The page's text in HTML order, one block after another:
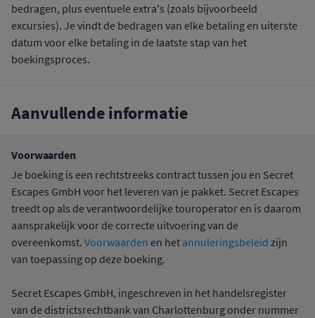
bedragen, plus eventuele extra's (zoals bijvoorbeeld
excursies). Je vindt de bedragen van elke betaling en uiterste
datum voor elke betaling in de laatste stap van het
boekingsproces.
Aanvullende informatie
Voorwaarden
Je boeking is een rechtstreeks contract tussen jou en Secret
Escapes GmbH voor het leveren van je pakket. Secret Escapes
treedt op als de verantwoordelijke touroperator en is daarom
aansprakelijk voor de correcte uitvoering van de
overeenkomst. Voorwaarden en het annuleringsbeleid zijn
van toepassing op deze boeking.
Secret Escapes GmbH, ingeschreven in het handelsregister
van de districtsrechtbank van Charlottenburg onder nummer